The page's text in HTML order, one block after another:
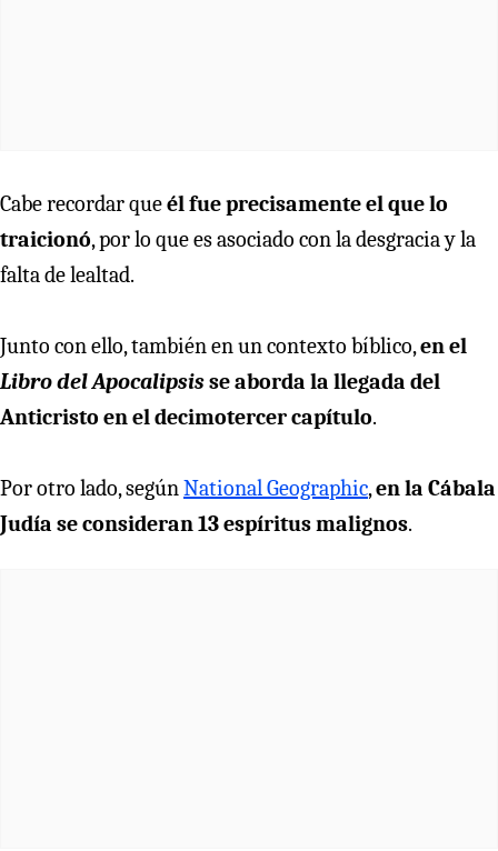
Cabe recordar queél fue precisamente el que lo
traicionó, por lo que es asociado con la desgracia y la
falta de lealtad.
Junto con ello, también en un contexto bíblico,en el
Libro del Apocalipsisse aborda la llegada del
Anticristo en el decimotercer capítulo.
Por otro lado, según National Geographic,en la Cábala
Judía se consideran 13 espíritus malignos.